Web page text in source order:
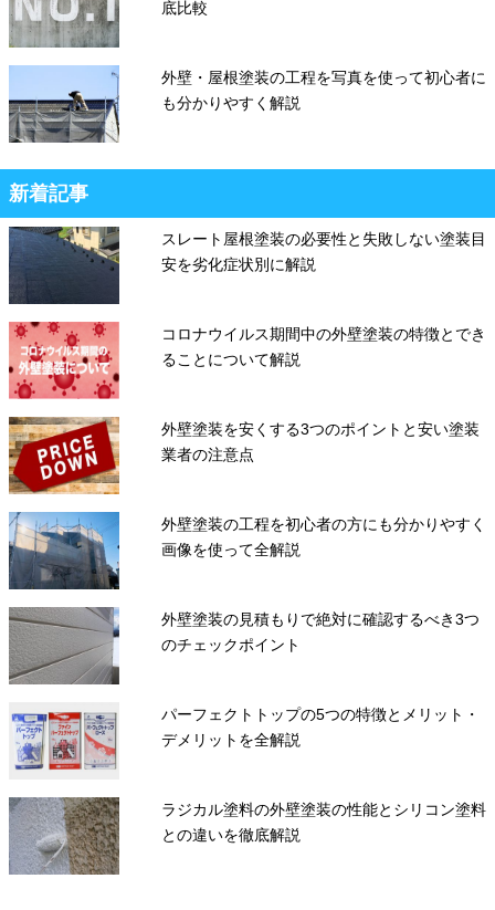
底比較
外壁・屋根塗装の工程を写真を使って初心者に
も分かりやすく解説
新着記事
スレート屋根塗装の必要性と失敗しない塗装目
安を劣化症状別に解説
コロナウイルス期間中の外壁塗装の特徴とでき
ることについて解説
外壁塗装を安くする3つのポイントと安い塗装
業者の注意点
外壁塗装の工程を初心者の方にも分かりやすく
画像を使って全解説
外壁塗装の見積もりで絶対に確認するべき3つ
のチェックポイント
パーフェクトトップの5つの特徴とメリット・
デメリットを全解説
ラジカル塗料の外壁塗装の性能とシリコン塗料
との違いを徹底解説